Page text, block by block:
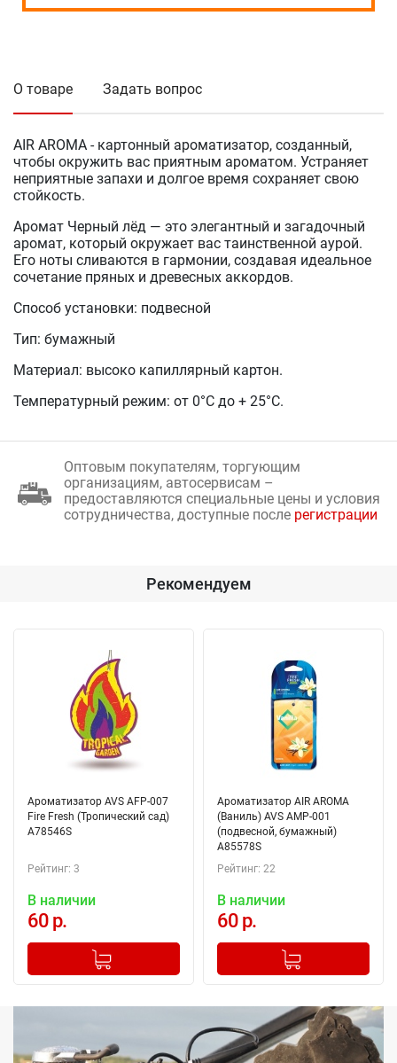
О товаре Задать вопрос
AIR AROMA - картонный ароматизатор, созданный,
чтобы окружить вас приятным ароматом. Устраняет
неприятные запахи и долгое время сохраняет свою
стойкость.
Аромат Черный лёд — это элегантный и загадочный
аромат, который окружает вас таинственной аурой.
Его ноты сливаются в гармонии, создавая идеальное
сочетание пряных и древесных аккордов.
Способ установки: подвесной
Тип: бумажный
Материал: высоко капиллярный картон.
Температурный режим: от 0°С до + 25°С.
Оптовым покупателям, торгующим
организациям, автосервисам –
предоставляются специальные цены и условия
сотрудничества, доступные после регистрации
Рекомендуем
Ароматизатор AVS AFP-007
Fire Fresh (Тропический сад)
A78546S
Рейтинг: 3
В наличии
60 р.
+
Добавлено в корзину
Ароматизатор AIR AROMA
(Ваниль) AVS AMP-001
(подвесной, бумажный)
A85578S
Рейтинг: 22
В наличии
60 р.
+
Добавлено в корзину